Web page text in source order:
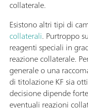
collaterale.
Esistono altri tipi di
collaterali. Purtroppo
reagenti speciali in
reazione collaterale.
generale o una
di titolazione KF sia
decisione dipende
eventuali reazioni